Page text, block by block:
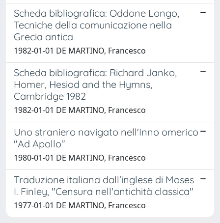
Scheda bibliografica: Oddone Longo,
Tecniche della comunicazione nella
Grecia antica
1982-01-01 DE MARTINO, Francesco
Scheda bibliografica: Richard Janko,
Homer, Hesiod and the Hymns,
Cambridge 1982
1982-01-01 DE MARTINO, Francesco
Uno straniero navigato nell'Inno omerico
"Ad Apollo"
1980-01-01 DE MARTINO, Francesco
Traduzione italiana dall'inglese di Moses
I. Finley, "Censura nell'antichità classica"
1977-01-01 DE MARTINO, Francesco